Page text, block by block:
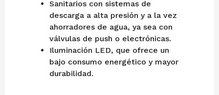
Sanitarios con sistemas de
descarga a alta presión y a la vez
ahorradores de agua, ya sea con
válvulas de push o electrónicas.
Iluminación LED, que ofrece un
bajo consumo energético y mayor
durabilidad.